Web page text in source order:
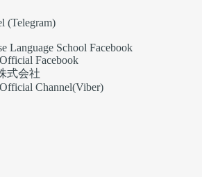
(Telegram)
Language School Facebook
Facebook
式会社
Channel(Viber)